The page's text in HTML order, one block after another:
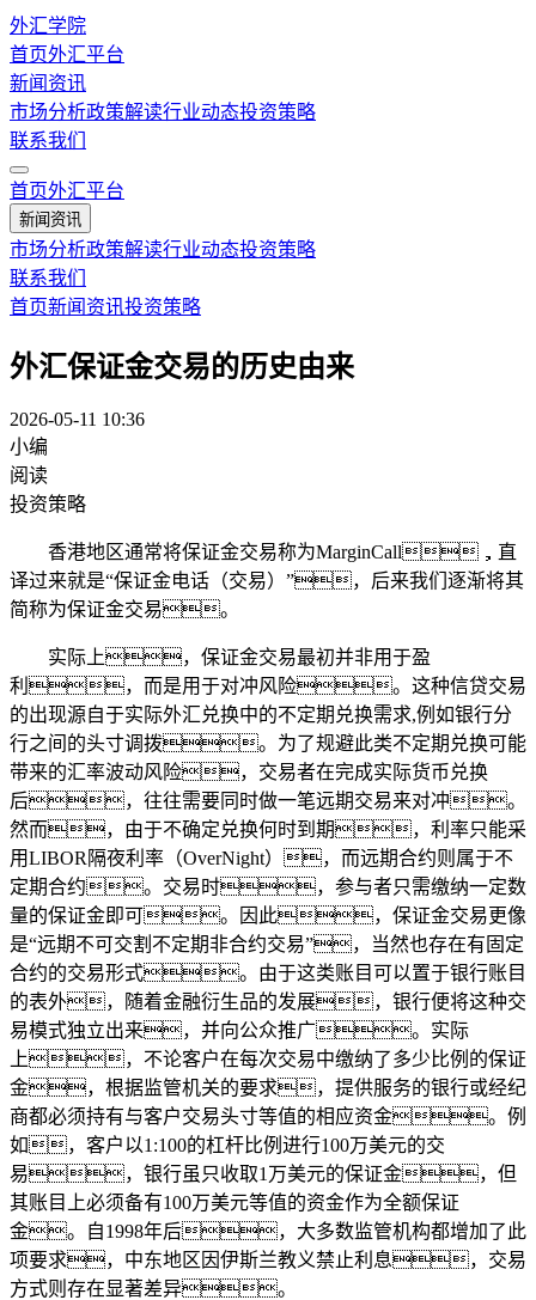
外汇学院
首页外汇平台
新闻资讯
市场分析政策解读行业动态投资策略
联系我们
首页外汇平台
新闻资讯
市场分析政策解读行业动态投资策略
联系我们
首页新闻资讯投资策略
外汇保证金交易的历史由来
2026-05-11 10:36
小编
阅读
投资策略
香港地区通常将保证金交易称为MarginCall，直
译过来就是“保证金电话（交易）”，后来我们逐渐将其
简称为保证金交易。
实际上，保证金交易最初并非用于盈
利，而是用于对冲风险。这种信贷交易
的出现源自于实际外汇兑换中的不定期兑换需求,例如银行分
行之间的头寸调拨。为了规避此类不定期兑换可能
带来的汇率波动风险，交易者在完成实际货币兑换
后，往往需要同时做一笔远期交易来对冲。
然而，由于不确定兑换何时到期，利率只能采
用LIBOR隔夜利率（OverNight），而远期合约则属于不
定期合约。交易时，参与者只需缴纳一定数
量的保证金即可。因此，保证金交易更像
是“远期不可交割不定期非合约交易”，当然也存在有固定
合约的交易形式。由于这类账目可以置于银行账目
的表外，随着金融衍生品的发展，银行便将这种交
易模式独立出来，并向公众推广。实际
上，不论客户在每次交易中缴纳了多少比例的保证
金，根据监管机关的要求，提供服务的银行或经纪
商都必须持有与客户交易头寸等值的相应资金。例
如，客户以1:100的杠杆比例进行100万美元的交
易，银行虽只收取1万美元的保证金，但
其账目上必须备有100万美元等值的资金作为全额保证
金。自1998年后，大多数监管机构都增加了此
项要求，中东地区因伊斯兰教义禁止利息，交易
方式则存在显著差异。